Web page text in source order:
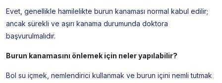
Evet, genellikle hamilelikte burun kanaması normal kabul edilir;
ancak sürekli ve aşırı kanama durumunda doktora
başvurulmalıdır.
Burun kanamasını önlemek için neler yapılabilir?
Bol su içmek, nemlendirici kullanmak ve burun içini nemli tutmak